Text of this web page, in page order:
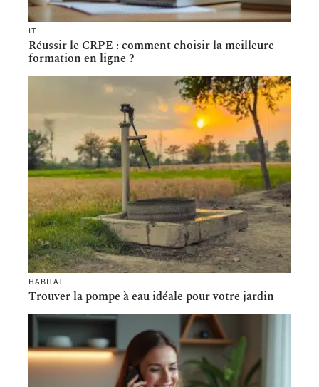
IT
Réussir le CRPE : comment choisir la meilleure
formation en ligne ?
HABITAT
Trouver la pompe à eau idéale pour votre jardin